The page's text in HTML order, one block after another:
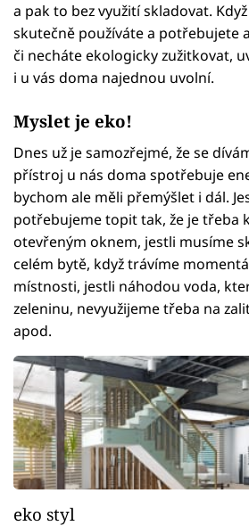
a pak to bez využití skladovat.
skutečně používáte a potřebujete
či necháte ekologicky zužitkovat,
i u vás doma najednou uvolní.
Myslet je eko!
Dnes už je samozřejmé, že se
přístroj u nás doma spotřebuje
bychom ale měli přemýšlet i dál.
potřebujeme topit tak, že je třeba
otevřeným oknem, jestli musíme
celém bytě, když trávíme
místnosti, jestli náhodou voda,
zeleninu, nevyužijeme třeba na
apod.
eko styl